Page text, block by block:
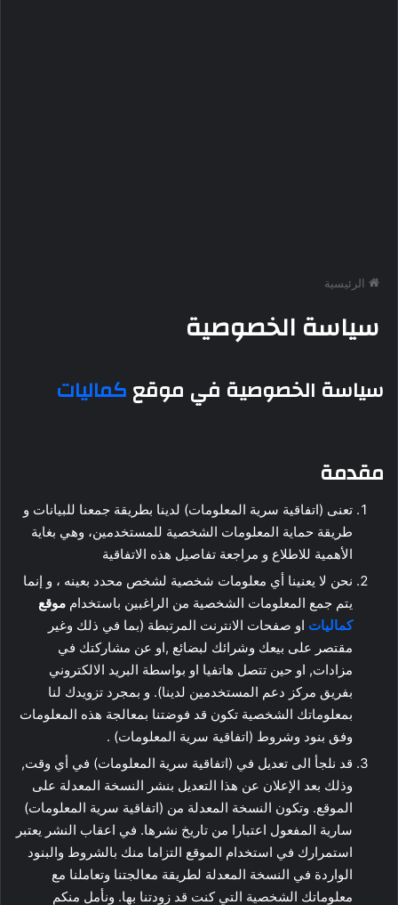
الرئيسية
سياسة الخصوصية
سياسة الخصوصية في موقعكماليات
مقدمة
تعنى (اتفاقية سرية المعلومات) لدينا بطريقة جمعنا للبيانات و
طريقة حماية المعلومات الشخصية للمستخدمين، وهي بغاية
الأهمية للاطلاع و مراجعة تفاصيل هذه الاتفاقية
نحن لا يعنينا أي معلومات شخصية لشخص محدد بعينه ، و إنما
يتم جمع المعلومات الشخصية من الراغبين باستخدام موقع
كماليات او صفحات الانترنت المرتبطة (بما في ذلك وغير
مقتصر على بيعك وشرائك لبضائع ,او عن مشاركتك في
مزادات, او حين تتصل هاتفيا او بواسطة البريد الالكتروني
بفريق مركز دعم المستخدمين لدينا). و بمجرد تزويدك لنا
بمعلوماتك الشخصية تكون قد فوضتنا بمعالجة هذه المعلومات
وفق بنود وشروط (اتفاقية سرية المعلومات) .
قد نلجأ الى تعديل في (اتفاقية سرية المعلومات) في أي وقت,
وذلك بعد الإعلان عن هذا التعديل بنشر النسخة المعدلة على
الموقع. وتكون النسخة المعدلة من (اتفاقية سرية المعلومات)
سارية المفعول اعتبارا من تاريخ نشرها. في اعقاب النشر يعتبر
استمرارك في استخدام الموقع التزاما منك بالشروط والبنود
الواردة في النسخة المعدلة لطريقة معالجتنا وتعاملنا مع
معلوماتك الشخصية التي كنت قد زودتنا بها. ونأمل منكم